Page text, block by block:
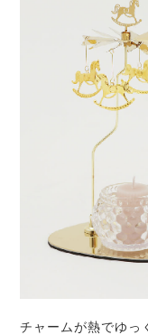
チャームが熱でゆっ